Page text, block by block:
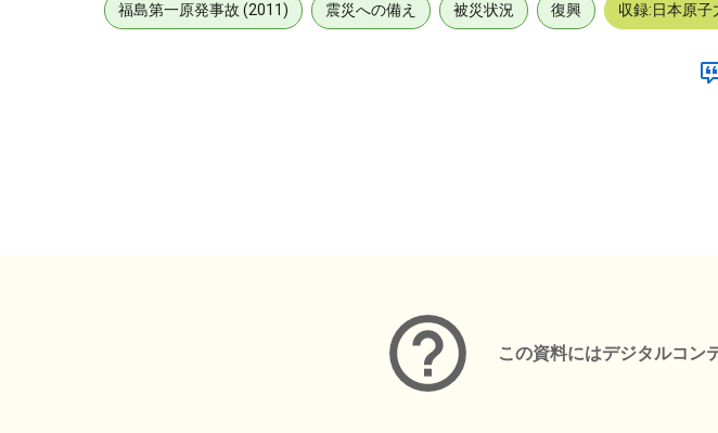
福島第一原発事故 (2011) 震災への備え 被災状況 復興 収録:日本原
この資料にはデジタルコン